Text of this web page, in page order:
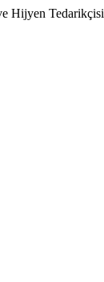
Hijyen Tedarikçisi